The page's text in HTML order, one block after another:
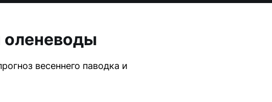
весеннего паводка и